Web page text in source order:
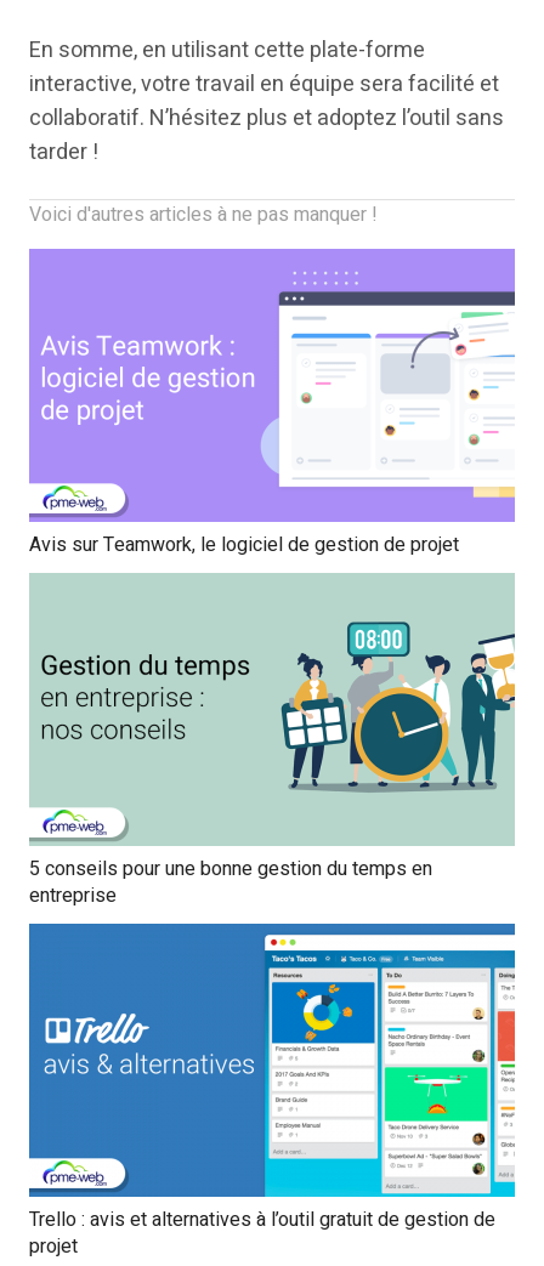
En somme, en utilisant cette plate-forme
interactive, votre travail en équipe sera facilité et
collaboratif. N’hésitez plus et adoptez l’outil sans
tarder !
Voici d'autres articles à ne pas manquer !
Avis sur Teamwork, le logiciel de gestion de projet
5 conseils pour une bonne gestion du temps en
entreprise
Trello : avis et alternatives à l’outil gratuit de gestion de
projet